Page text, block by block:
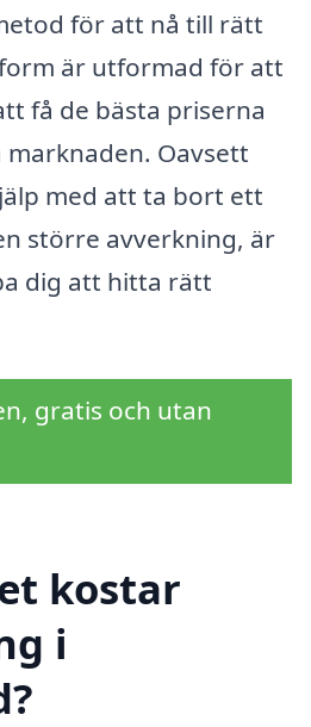
för att nå till rätt
är utformad för att
få de bästa priserna
Oavsett
med att ta bort ett
större avverkning, är
dig att hitta rätt
gratis och utan
kostar
i